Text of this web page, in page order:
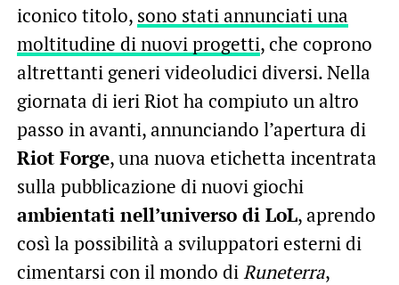
iconico titolo, sono stati annunciati una
moltitudine di nuovi progetti, che coprono
altrettanti generi videoludici diversi. Nella
giornata di ieri Riot ha compiuto un altro
passo in avanti, annunciando l’apertura di
Riot Forge, una nuova etichetta incentrata
sulla pubblicazione di nuovi giochi
ambientati nell’universo di LoL, aprendo
così la possibilità a sviluppatori esterni di
cimentarsi con il mondo diRuneterra,